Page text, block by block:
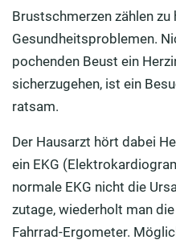
Brustschmerzen zählen
Gesundheitsproblemen.
pochenden Beust ein
sicherzugehen, ist ein
ratsam.
Der Hausarzt hört dabei
ein EKG
normale EKG nicht die
zutage, wiederholt man
Fahrrad-Ergometer.